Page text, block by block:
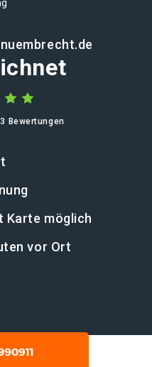
Bewertungen
Karte möglich
vor Ort